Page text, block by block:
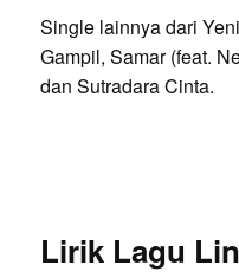
Single lainnya dari
Gampil, Samar (feat.
dan Sutradara Cinta.
Lirik Lagu